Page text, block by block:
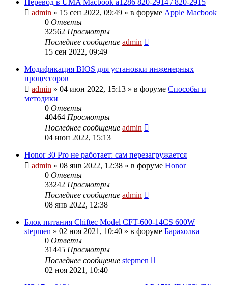
admin » 15 сен 2022, 09:49 » в форуме Apple Macbook
0 Ответы
32562 Просмотры
Последнее сообщение admin
15 сен 2022, 09:49
Модификация BIOS для установки инженерных
процессоров
admin » 04 июн 2022, 15:13 » в форуме Способы и
методики
0 Ответы
40464 Просмотры
Последнее сообщение admin
04 июн 2022, 15:13
Honor 30 Pro не работает: сам перезагружается
admin » 08 янв 2022, 12:38 » в форуме Honor
0 Ответы
33242 Просмотры
Последнее сообщение admin
08 янв 2022, 12:38
Блок питания Chiftec Model CFT-600-14CS 600W
stepmen » 02 ноя 2021, 10:40 » в форуме Барахолка
0 Ответы
31445 Просмотры
Последнее сообщение stepmen
02 ноя 2021, 10:40